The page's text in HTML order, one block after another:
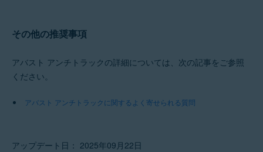
その他の推奨事項
アバスト アンチトラックの詳細については、次の記事をご参照
ください。
アバスト アンチトラックに関するよく寄せられる質問
アップデート日： 2025年09月22日